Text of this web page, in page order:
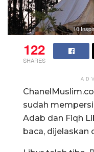
10
122
SHARES
sudah
Adab dan Fiqh
baca, dijelaskan